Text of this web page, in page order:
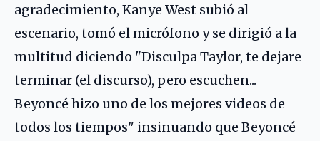
agradecimiento, Kanye West subió al
escenario, tomó el micrófono y se dirigió a la
multitud diciendo "Disculpa Taylor, te dejare
terminar (el discurso), pero escuchen...
Beyoncé hizo uno de los mejores videos de
todos los tiempos" insinuando que Beyoncé